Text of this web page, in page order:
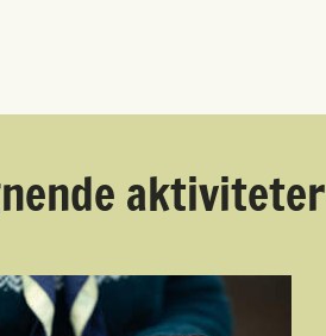
aktiviteter